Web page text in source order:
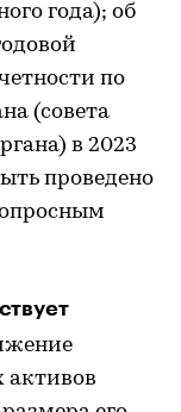
года); об
по
(совета
в 2023
проведено
активов